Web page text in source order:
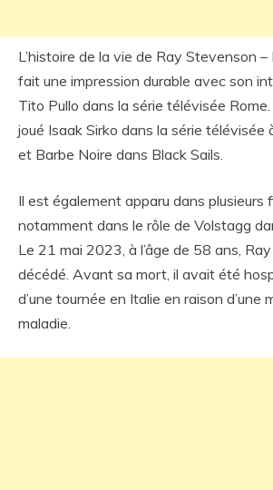
L’histoire de la vie de Ray Stevenson
fait une impression durable avec son
Tito Pullo dans la série télévisée
joué Isaak Sirko dans la série télévisée
et Barbe Noire dans Black Sails.
Il est également apparu dans plusieurs
notamment dans le rôle de Volstagg
Le 21 mai 2023, à l’âge de 58 ans,
décédé. Avant sa mort, il avait été
d’une tournée en Italie en raison d’une
maladie.